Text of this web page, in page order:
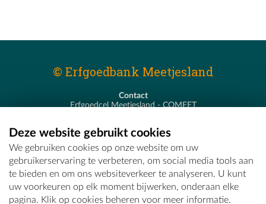
© Erfgoedbank Meetjesland
Contact
Erfgoedcel Meetjesland - COMEET
T - 09 373 75 96
E -erfgoedcel@comeet.be
Deze website gebruikt cookies
We gebruiken cookies op onze website om uw
gebruikerservaring te verbeteren, om social media tools aan
te bieden en om ons websiteverkeer te analyseren. U kunt
uw voorkeuren op elk moment bijwerken, onderaan elke
pagina. Klik op cookies beheren voor meer informatie.